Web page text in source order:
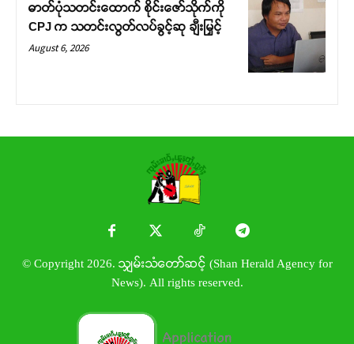
ဓာတ်ပုံသတင်းထောက် စိုင်းဇော်သိုက်ကို
CPJ က သတင်းလွတ်လပ်ခွင့်ဆု ချီးမြှင့်
August 6, 2026
© Copyright 2026. သျှမ်းသံတော်ဆင့် (Shan Herald Agency for
News). All rights reserved.